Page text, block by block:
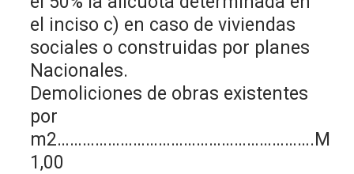
el inciso c) en caso de viviendas
sociales o construidas por planes
Nacionales.
Demoliciones de obras existentes
por
m2…………………………………………………….M
1,00